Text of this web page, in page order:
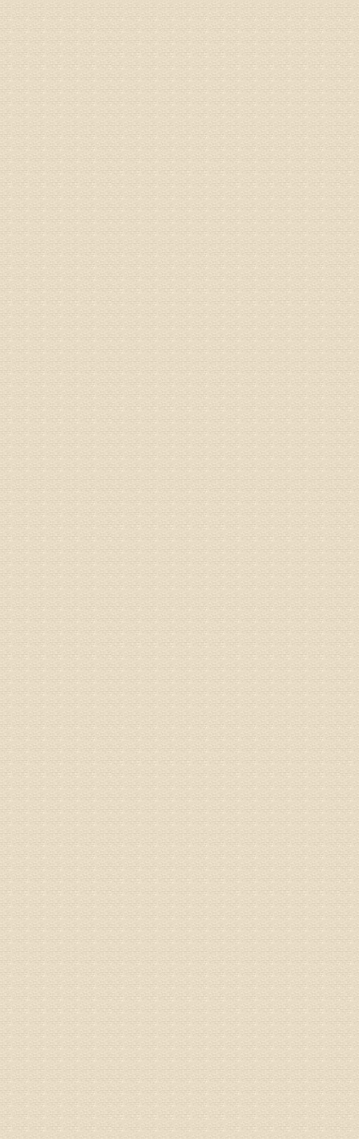
专家回
同时，
突出的
由于我
姓名：
病情描
专家回
病情描
专家回
何？
治疗方
由于我
姓名：
病情描
梁断裂
孙主任
姓名：
病情描
专家回
建议带
姓名
专家回
治疗方
理疗、
病情描
气，一
专家回
姓名：
病情描
的放射
姓名：
病情描
专家回
姓名：
病情描
专家回